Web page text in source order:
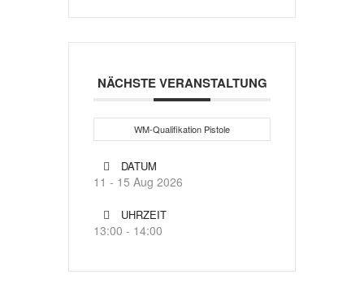
NÄCHSTE VERANSTALTUNG
WM-Qualifikation Pistole
DATUM
11 - 15 Aug 2026
UHRZEIT
13:00 - 14:00